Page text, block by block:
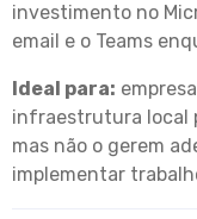
investimento no
email e o Teams
Ideal para:
infraestrutura local
mas não o gerem
implementar